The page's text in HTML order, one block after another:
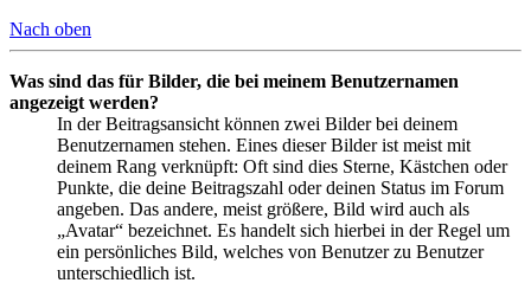
Nach oben
Was sind das für Bilder, die bei meinem Benutzernamen
angezeigt werden?
In der Beitragsansicht können zwei Bilder bei deinem
Benutzernamen stehen. Eines dieser Bilder ist meist mit
deinem Rang verknüpft: Oft sind dies Sterne, Kästchen oder
Punkte, die deine Beitragszahl oder deinen Status im Forum
angeben. Das andere, meist größere, Bild wird auch als
„Avatar“ bezeichnet. Es handelt sich hierbei in der Regel um
ein persönliches Bild, welches von Benutzer zu Benutzer
unterschiedlich ist.